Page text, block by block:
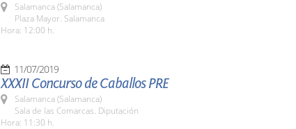
Salamanca (Salamanca)
Plaza Mayor. Salamanca
Hora: 12:00 h.
11/07/2019
XXXII Concurso de Caballos PRE
Salamanca (Salamanca)
Sala de las Comarcas. Diputación
Hora: 11:30 h.